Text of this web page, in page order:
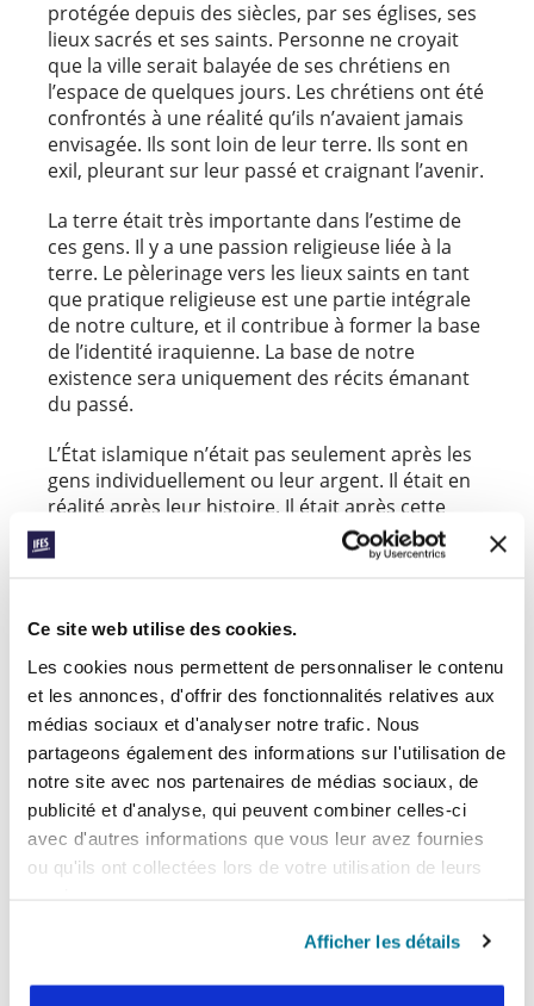
Ce site web utilise des cookies.
Les cookies nous permettent de personnaliser le contenu
et les annonces, d'offrir des fonctionnalités relatives aux
médias sociaux et d'analyser notre trafic. Nous
partageons également des informations sur l'utilisation de
notre site avec nos partenaires de médias sociaux, de
publicité et d'analyse, qui peuvent combiner celles-ci
avec d'autres informations que vous leur avez fournies
ou qu'ils ont collectées lors de votre utilisation de leurs
Afficher les détails
protégée depuis des siècles, par ses églises, ses
lieux sacrés et ses saints. Personne ne croyait
que la ville serait balayée de ses chrétiens en
l’espace de quelques jours. Les chrétiens ont été
confrontés à une réalité qu’ils n’avaient jamais
envisagée. Ils sont loin de leur terre. Ils sont en
exil, pleurant sur leur passé et craignant l’avenir.
La terre était très importante dans l’estime de
ces gens. Il y a une passion religieuse liée à la
terre. Le pèlerinage vers les lieux saints en tant
que pratique religieuse est une partie intégrale
de notre culture, et il contribue à former la base
de l’identité iraquienne. La base de notre
existence sera uniquement des récits émanant
du passé.
L’État islamique n’était pas seulement après les
gens individuellement ou leur argent. Il était en
réalité après leur histoire. Il était après cette
marque du christianisme du Moyen-Orient avec
son sceau spécial. En ayant tout laissé derrière
tradition, pas d’histoire. Ils doivent repartir à
zéro, en se tournant vers le monde pour
demander de quoi subvenir à leurs besoins
essentiels. Ce sentiment de perte de dignité fait
que beaucoup perdent confiance dans le
gouvernement et dans leurs amis. Ils doivent
former une nouvelle communauté, une nouvelle
manière de vivre en paix. Ils ont besoin de faire
confiance en de nouvelles normes qui n’ont pas
de lien avec leur passé. Ils doivent planter les